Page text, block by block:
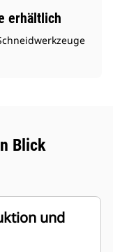
erhältlich
Blick
und